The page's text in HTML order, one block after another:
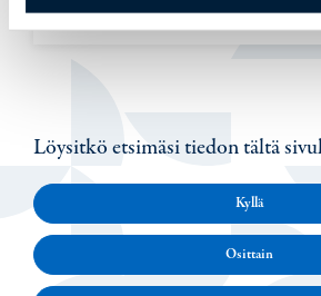
Löysitkö etsimäsi tiedon tältä
Kyllä
Osittain